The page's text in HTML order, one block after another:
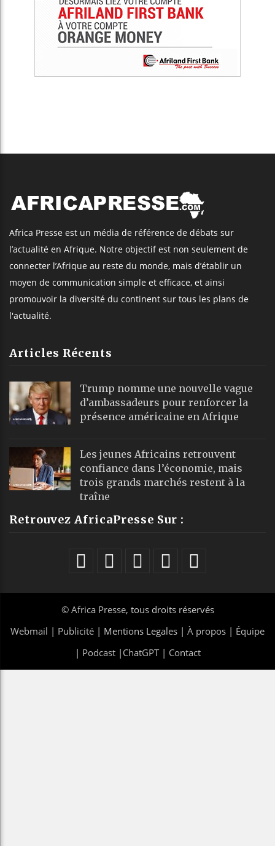
Africa Presse est un média de référence de débats sur
l’actualité en Afrique. Notre objectif est non seulement de
connecter l’Afrique au reste du monde, mais d’établir un
moyen de communication simple et efficace, et ainsi
promouvoir la diversité du continent sur tous les plans de
l'actualité.
Articles Récents
Trump nomme une nouvelle vague
d’ambassadeurs pour renforcer la
présence américaine en Afrique
Les jeunes Africains retrouvent
confiance dans l’économie, mais
trois grands marchés restent à la
traîne
Retrouvez AfricaPresse Sur :
© Africa Presse, tous droits réservés
Webmail | Publicité | Mentions Legales | À propos | Équipe
| Podcast| ChatGPT| Contact